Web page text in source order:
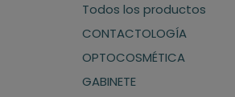
Todos los productos
CONTACTOLOGÍA
OPTOCOSMÉTICA
GABINETE